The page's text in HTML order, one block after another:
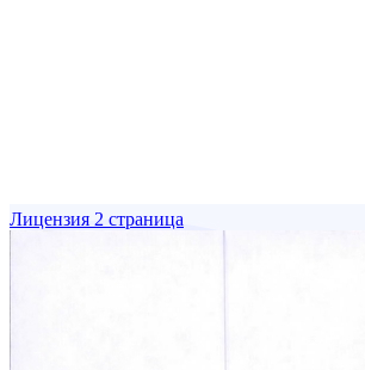
Лицензия 2 страница